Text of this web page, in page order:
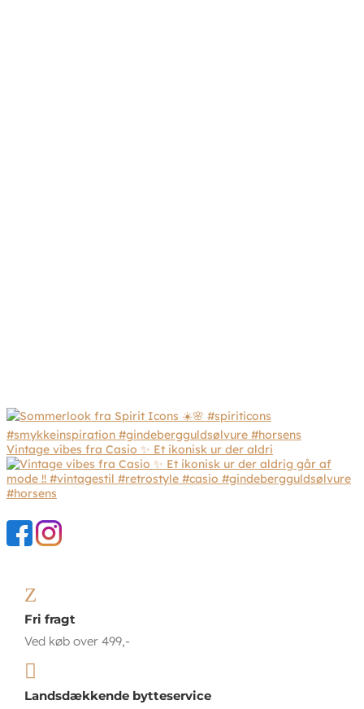
Vintage vibes fra Casio ✨ Et ikonisk ur der aldri
Z
Fri fragt
Ved køb over 499,-

Landsdækkende bytteservice